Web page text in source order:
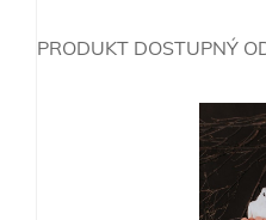
PRODUKT DOSTUPNÝ